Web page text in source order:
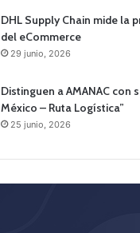
DHL Supply Chain mide la
del eCommerce
29 junio, 2026
Distinguen a AMANAC con
México – Ruta Logística”
25 junio, 2026